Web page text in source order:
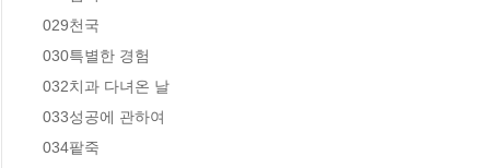
029천국
030특별한 경험
032치과 다녀온 날
033성공에 관하여
034팥죽